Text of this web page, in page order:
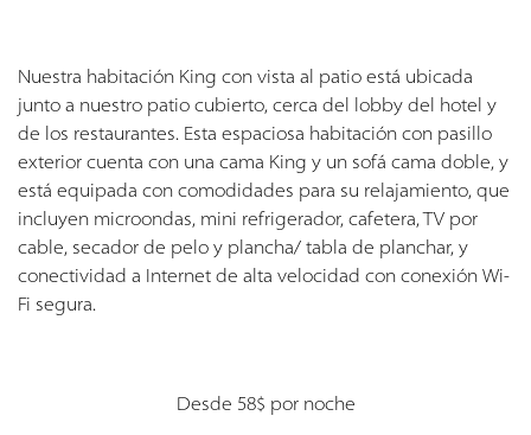
Nuestra habitación King con vista al patio está ubicada
junto a nuestro patio cubierto, cerca del lobby del hotel y
de los restaurantes. Esta espaciosa habitación con pasillo
exterior cuenta con una cama King y un sofá cama doble, y
está equipada con comodidades para su relajamiento, que
incluyen microondas, mini refrigerador, cafetera, TV por
cable, secador de pelo y plancha/ tabla de planchar, y
conectividad a Internet de alta velocidad con conexión Wi-
Fi segura.
Desde 58$ por noche